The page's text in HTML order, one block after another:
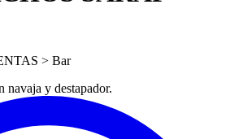
> Bar
navaja y destapador.